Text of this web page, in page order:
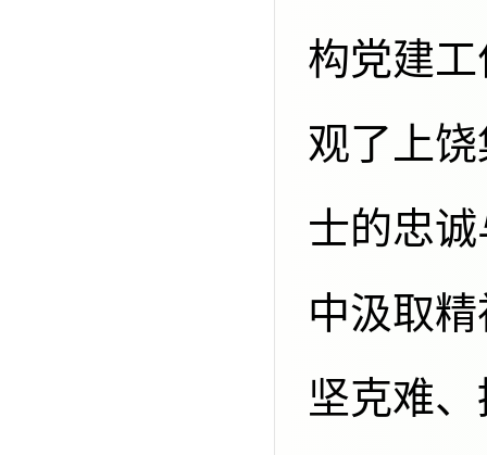
构党建
观了上
士的忠
中汲取
坚克难